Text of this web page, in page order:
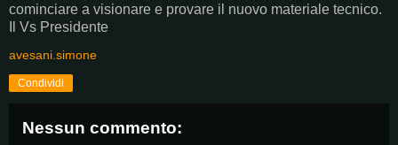
cominciare a visionare e provare il nuovo materiale tecnico.
Il Vs Presidente
avesani.simone
Condividi
Nessun commento: